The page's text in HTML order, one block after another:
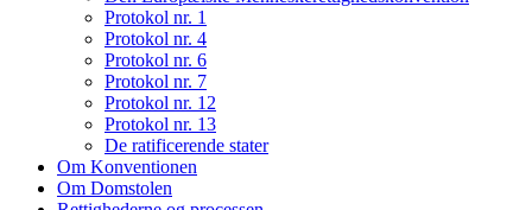
Protokol nr. 1
Protokol nr. 4
Protokol nr. 6
Protokol nr. 7
Protokol nr. 12
Protokol nr. 13
De ratificerende stater
Om Konventionen
Om Domstolen